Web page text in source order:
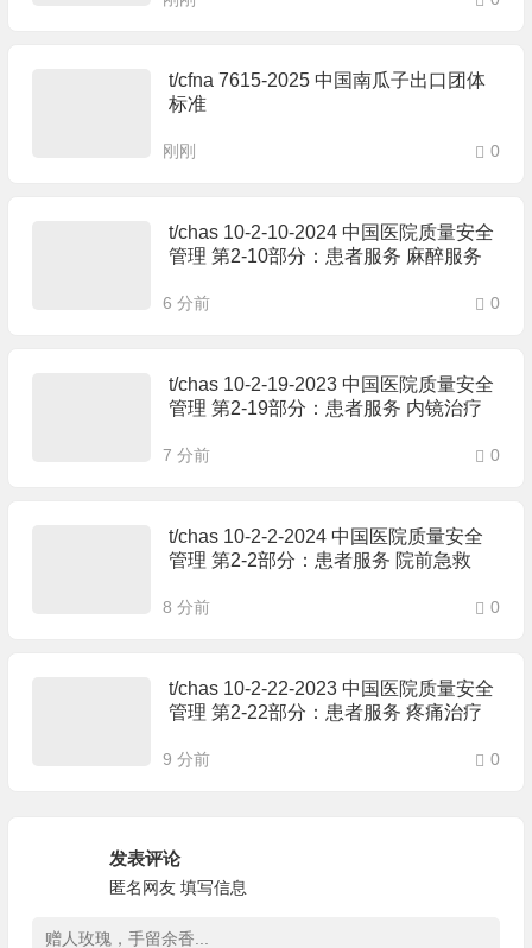
t/cfna 7615-2025 中国南瓜子出口团体
标准
刚刚 0
t/chas 10-2-10-2024 中国医院质量安全
管理 第2-10部分：患者服务 麻醉服务
6 分前 0
t/chas 10-2-19-2023 中国医院质量安全
管理 第2-19部分：患者服务 内镜治疗
7 分前 0
t/chas 10-2-2-2024 中国医院质量安全
管理 第2-2部分：患者服务 院前急救
8 分前 0
t/chas 10-2-22-2023 中国医院质量安全
管理 第2-22部分：患者服务 疼痛治疗
9 分前 0
发表评论
匿名网友 填写信息